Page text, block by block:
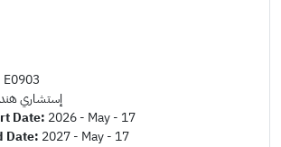
E0903
إستشاري
Date: 2026 - May - 17
Date: 2027 - May - 17